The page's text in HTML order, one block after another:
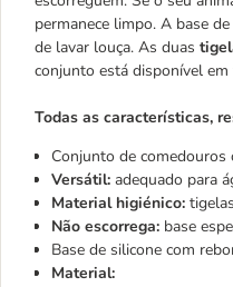
permanece limpo. A base
de lavar louça. As duas
conjunto está disponível
Todas as características,
Conjunto de comedouros
Versátil: adequado para
Material higiénico:
Não escorrega: base
Base de silicone com
Material: